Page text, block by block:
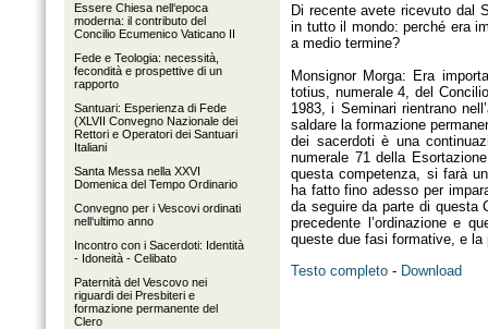
Essere Chiesa nell‘epoca
moderna: il contributo del
Concilio Ecumenico Vaticano II
Fede e Teologia: necessità,
fecondità e prospettive di un
rapporto
Santuari: Esperienza di Fede
(XLVII Convegno Nazionale dei
Rettori e Operatori dei Santuari
Italiani
Santa Messa nella XXVI
Domenica del Tempo Ordinario
Convegno per i Vescovi ordinati
nell‘ultimo anno
Incontro con i Sacerdoti: Identità
- Idoneità - Celibato
Paternità del Vescovo nei
riguardi dei Presbiteri e
formazione permanente del
Clero
Di recente avete ricevuto dal
in tutto il mondo: perché era
a medio termine?
Monsignor Morga: Era
totius, numerale 4, del
1983, i Seminari rientrano
saldare la formazione
dei sacerdoti è una
numerale 71 della
questa competenza, si farà
ha fatto fino adesso per
da seguire da parte di questa
precedente l’ordinazione e
queste due fasi formative, e
Testo completo - Download